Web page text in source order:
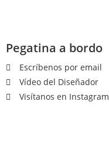
Pegatina a bordo
Escríbenos por email
Vídeo del Diseñador
Visítanos en Instagram